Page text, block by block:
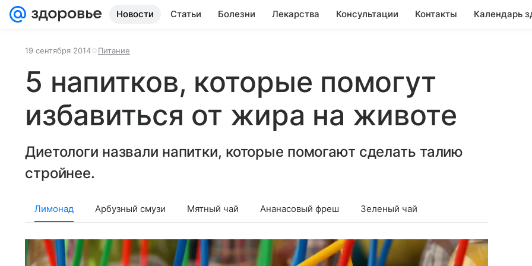
Новости Статьи Болезни Лекарства Консультации Контакты Календарь
19 сентября 2014 Питание
5 напитков, которые помогут
избавиться от жира на животе
Диетологи назвали напитки, которые помогают сделать талию
стройнее.
Лимонад Арбузный смузи Мятный чай Ананасовый фреш Зеленый чай